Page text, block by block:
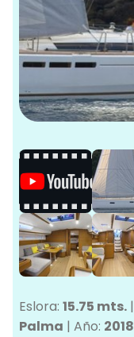
Eslora: 15.75 mts. |
Palma | Año: 2018